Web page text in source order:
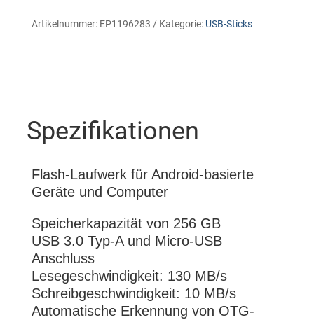
Artikelnummer: EP1196283 Kategorie: USB-Sticks
Spezifikationen
Flash-Laufwerk für Android-basierte
Geräte und Computer
Speicherkapazität von 256 GB
USB 3.0 Typ-A und Micro-USB
Anschluss
Lesegeschwindigkeit: 130 MB/s
Schreibgeschwindigkeit: 10 MB/s
Automatische Erkennung von OTG-